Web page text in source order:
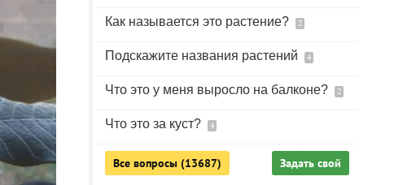
Как называется это растение? 2
Подскажите названия растений 4
Что это у меня выросло на балконе? 2
Что это за куст? 4
Все вопросы (13687) Задать свой